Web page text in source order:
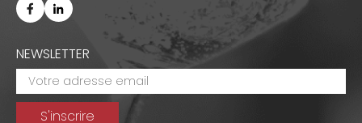
NEWSLETTER